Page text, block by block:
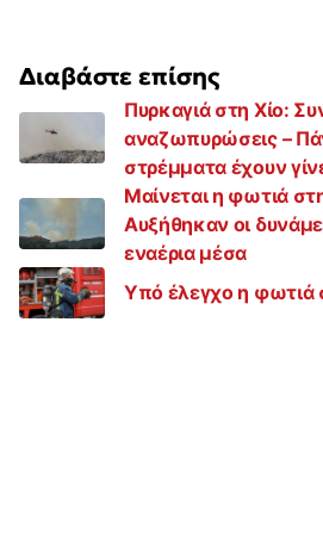
Διαβάστε επίσης
Πυρκαγιά στη Χίο:
αναζωπυρώσεις –
στρέμματα έχουν
Μαίνεται η φωτιά
Αυξήθηκαν οι
εναέρια μέσα
Υπό έλεγχο η φωτιά